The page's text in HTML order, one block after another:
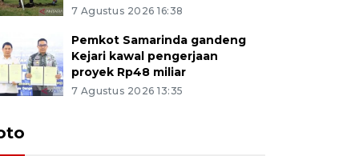
7 Agustus 2026 16:38
Pemkot Samarinda gandeng
Kejari kawal pengerjaan
proyek Rp48 miliar
7 Agustus 2026 13:35